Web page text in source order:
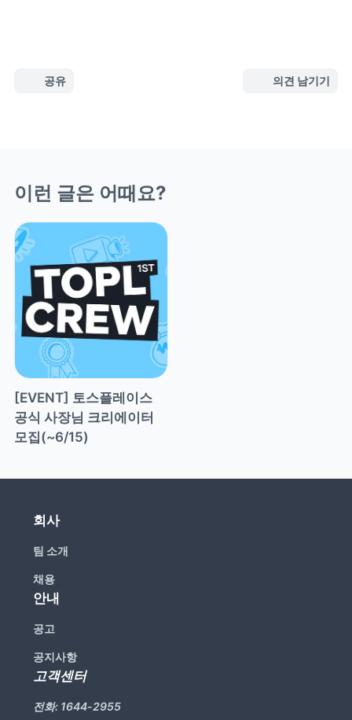
공유 의견 남기기
이런 글은 어때요?
[EVENT] 토스플레이스
공식 사장님 크리에이터
모집(~6/15)
회사
팀 소개
채용
안내
공고
공지사항
고객센터
전화: 1644-2955